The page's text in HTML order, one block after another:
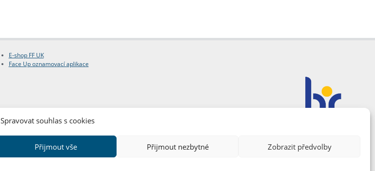
Spravovat souhlas s cookies
Přijmout vše Přijmout nezbytné Zobrazit předvolby
E-shop FF UK
Face Up oznamovací aplikace